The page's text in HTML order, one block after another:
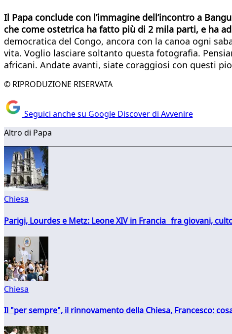
Il Papa conclude con l’immagine dell’incontro a
che come ostetrica ha fatto più di 2 mila parti, e ha
democratica del Congo, ancora con la canoa ogni
vita. Voglio lasciare soltanto questa fotografia.
africani. Andate avanti, siate coraggiosi con questi
© RIPRODUZIONE RISERVATA
Seguici anche su Google Discover di Avvenire
Altro di Papa
Chiesa
Parigi, Lourdes e Metz: Leone XIV in Francia fra giovani,
Chiesa
Il "per sempre", il rinnovamento della Chiesa, Francesco: